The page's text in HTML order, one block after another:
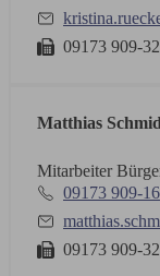
09173 909-32
Matthias
Mitarbeiter
09173 909-16
09173 909-32